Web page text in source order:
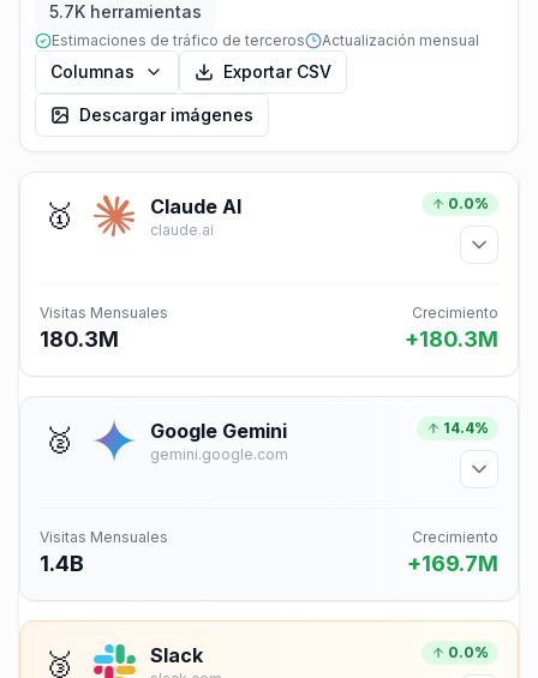
5.7K herramientas
Estimaciones de tráfico de terceros Actualización mensual
Columnas Exportar CSV
Descargar imágenes
🥇 Claude AI
claude.ai
0.0%
Visitas Mensuales
180.3M
Crecimiento
+180.3M
🥈 Google Gemini
gemini.google.com
14.4%
Visitas Mensuales
1.4B
Crecimiento
+169.7M
🥉 Slack 0.0%